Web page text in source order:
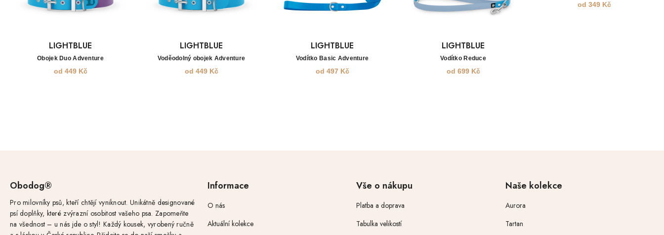
LIGHTBLUE
Obojek Duo Adventure
od 449Kč
LIGHTBLUE
Voděodolný obojek Adventure
od 449Kč
LIGHTBLUE
Vodítko Basic Adventure
od 497Kč
LIGHTBLUE
Vodítko Reduce
od 699Kč
od 349Kč
Obodog®
Pro milovníky psů, kteří chtějí vyniknout. Unikátně designované
psí doplňky, které zvýrazní osobitost vašeho psa. Zapomeňte
na všednost – u nás jde o styl! Každý kousek, vyrobený ručně
Informace
O nás
Aktuální kolekce
Vše o nákupu
Platba a doprava
Tabulka velikostí
Naše kolekce
Aurora
Tartan